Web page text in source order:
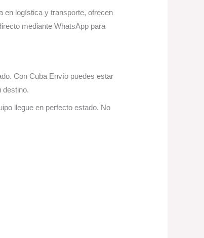
en logística y transporte, ofrecen
mediante WhatsApp para
Con Cuba Envío puedes estar
destino.
llegue en perfecto estado. No